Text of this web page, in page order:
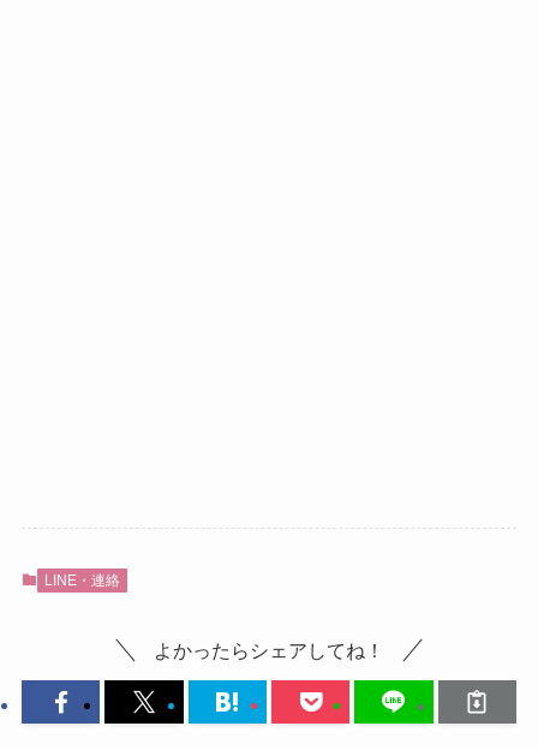
LINE・連絡
よかったらシェアしてね！